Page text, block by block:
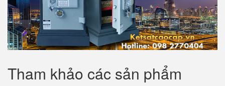
Tham khảo các sản phẩm